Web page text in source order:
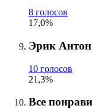
8 голосов
17,0%
Эрик
10 голосов
21,3%
Все